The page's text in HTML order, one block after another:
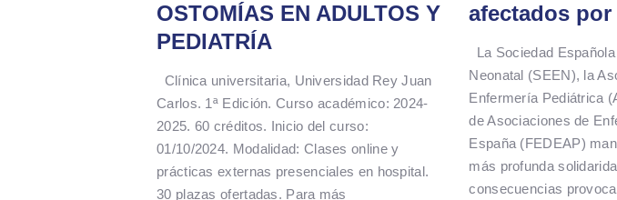
OSTOMÍAS EN ADULTOS Y
PEDIATRÍA
Clínica universitaria, Universidad Rey Juan
Carlos. 1ª Edición. Curso académico: 2024-
2025. 60 créditos. Inicio del curso:
01/10/2024. Modalidad: Clases online y
prácticas externas presenciales en hospital.
30 plazas ofertadas. Para más
afectados por
La Sociedad
Neonatal (SEEN), la
Enfermería Pediátrica
de Asociaciones de
España (FEDEAP)
más profunda
consecuencias